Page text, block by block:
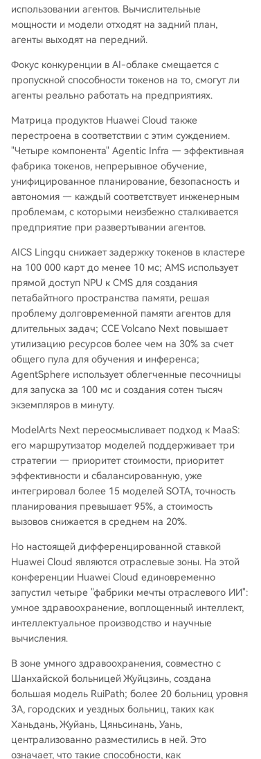
использовании агентов. Вычислительные
мощности и модели отходят на задний план,
агенты выходят на передний.
Фокус конкуренции в AI-облаке смещается с
пропускной способности токенов на то, смогут ли
агенты реально работать на предприятиях.
Матрица продуктов Huawei Cloud также
перестроена в соответствии с этим суждением.
"Четыре компонента" Agentic Infra — эффективная
фабрика токенов, непрерывное обучение,
унифицированное планирование, безопасность и
автономия — каждый соответствует инженерным
проблемам, с которыми неизбежно сталкивается
предприятие при развертывании агентов.
AICS Lingqu снижает задержку токенов в кластере
на 100 000 карт до менее 10 мс; AMS использует
прямой доступ NPU к CMS для создания
петабайтного пространства памяти, решая
проблему долговременной памяти агентов для
длительных задач; CCE Volcano Next повышает
утилизацию ресурсов более чем на 30% за счет
общего пула для обучения и инференса;
AgentSphere использует облегченные песочницы
для запуска за 100 мс и создания сотен тысяч
экземпляров в минуту.
ModelArts Next переосмысливает подход к MaaS:
его маршрутизатор моделей поддерживает три
стратегии — приоритет стоимости, приоритет
эффективности и сбалансированную, уже
интегрировал более 15 моделей SOTA, точность
планирования превышает 95%, а стоимость
вызовов снижается в среднем на 20%.
Но настоящей дифференцированной ставкой
Huawei Cloud являются отраслевые зоны. На этой
конференции Huawei Cloud единовременно
запустил четыре "фабрики мечты отраслевого ИИ":
умное здравоохранение, воплощенный интеллект,
интеллектуальное производство и научные
вычисления.
В зоне умного здравоохранения, совместно с
Шанхайской больницей Жуйцзинь, создана
большая модель RuiPath; более 20 больниц уровня
3А, городских и уездных больниц, таких как
Ханьдань, Жуйань, Цяньсинань, Уань,
централизованно разместились в ней. Это
означает, что такие способности, как